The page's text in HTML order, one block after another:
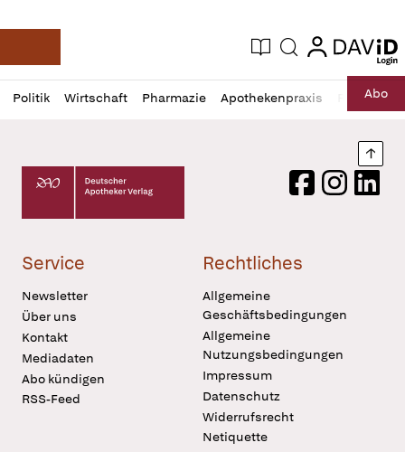
Deutsche Apotheker Zeitung
Aktuelle Ausgabe
Suche login
login
Politik Wirtschaft Pharmazie Apothekenpraxis RechtAbo
Profil
öffnen
Daz
Pur
Deutscher Apotheker Verlag Logo
FacebookInstagram
Service
Newsletter
Über uns
Kontakt
Mediadaten
Abo kündigen
RSS-Feed
Rechtliches
Allgemeine
Geschäftsbedingungen
Allgemeine
Nutzungsbedingungen
Impressum
Datenschutz
Widerrufsrecht
Netiquette